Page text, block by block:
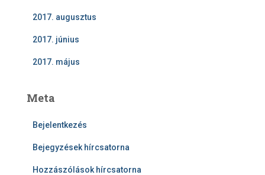
2017. augusztus
2017. június
2017. május
Meta
Bejelentkezés
Bejegyzések hírcsatorna
Hozzászólások hírcsatorna